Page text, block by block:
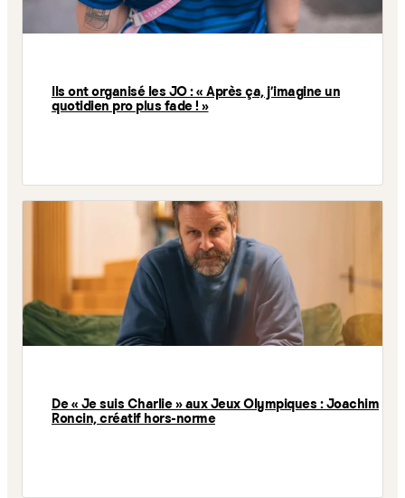
Ils ont organisé les JO : « Après ça, j’imagine un
quotidien pro plus fade ! »
De « Je suis Charlie » aux Jeux Olympiques : Joachim
Roncin, créatif hors-norme